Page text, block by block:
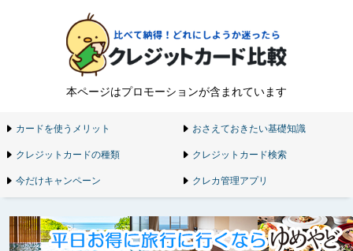
本ページはプロモーションが含まれています
カードを使うメリット
おさえておきたい基礎知識
クレジットカードの種類
クレジットカード検索
今だけキャンペーン
クレカ管理アプリ